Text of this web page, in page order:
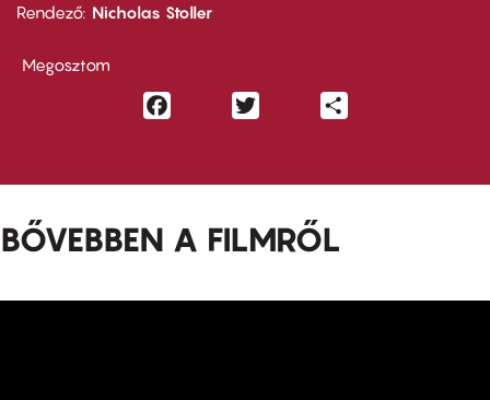
Rendező Nicholas Stoller
Megosztom
Facebook
BŐVEBBEN A FILMRŐL